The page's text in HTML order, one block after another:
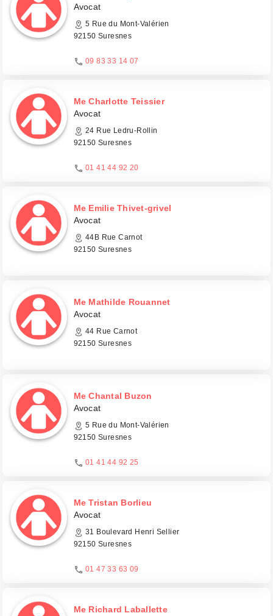
Avocat
5 Rue du Mont-Valérien
92150 Suresnes
09 83 33 14 07
Me Charlotte Teissier
Avocat
24 Rue Ledru-Rollin
92150 Suresnes
01 41 44 92 20
Me Emilie Thivet-grivel
Avocat
44B Rue Carnot
92150 Suresnes
Me Mathilde Rouannet
Avocat
44 Rue Carnot
92150 Suresnes
Me Chantal Buzon
Avocat
5 Rue du Mont-Valérien
92150 Suresnes
01 41 44 92 25
Me Tristan Borlieu
Avocat
31 Boulevard Henri Sellier
92150 Suresnes
01 47 33 63 09
Me Richard Laballette